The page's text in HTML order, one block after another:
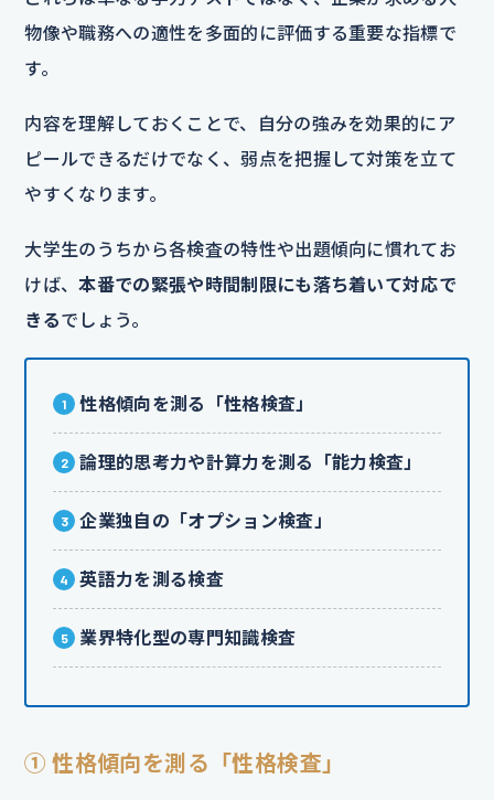
物像や職務への適性を多面的に評価する重要な指標で
す。
内容を理解しておくことで、自分の強みを効果的にア
ピールできるだけでなく、弱点を把握して対策を立て
やすくなります。
大学生のうちから各検査の特性や出題傾向に慣れてお
けば、本番での緊張や時間制限にも落ち着いて対応で
きるでしょう。
性格傾向を測る「性格検査」
論理的思考力や計算力を測る「能力検査」
企業独自の「オプション検査」
英語力を測る検査
業界特化型の専門知識検査
① 性格傾向を測る「性格検査」